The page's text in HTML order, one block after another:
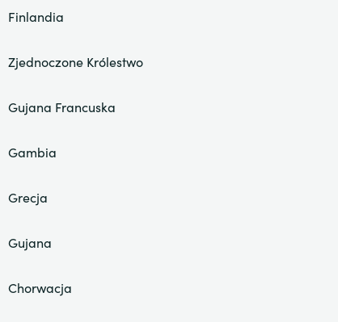
Finlandia
Zjednoczone Królestwo
Gujana Francuska
Gambia
Grecja
Gujana
Chorwacja